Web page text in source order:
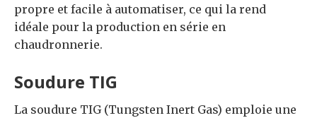
propre et facile à automatiser, ce qui la rend
idéale pour la production en série en
chaudronnerie.
Soudure TIG
La soudure TIG (Tungsten Inert Gas) emploie une